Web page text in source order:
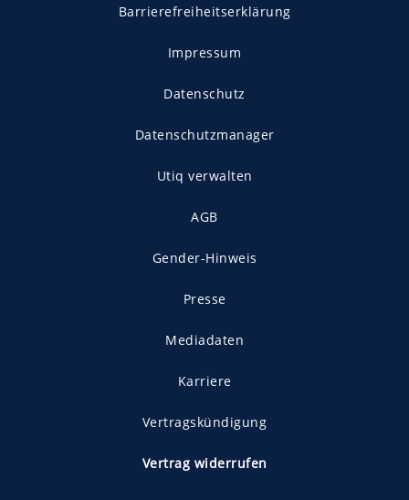
Barrierefreiheitserklärung
Impressum
Datenschutz
Datenschutzmanager
Utiq verwalten
AGB
Gender-Hinweis
Presse
Mediadaten
Karriere
Vertragskündigung
Vertrag widerrufen